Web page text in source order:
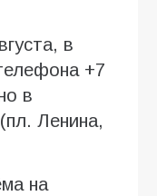
в
+7
в
Ленина,
на